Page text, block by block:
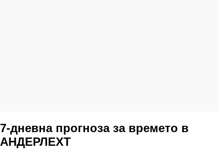
7-дневна прогноза за времето в
АНДЕРЛЕХТ